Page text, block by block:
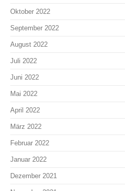
Oktober 2022
September 2022
August 2022
Juli 2022
Juni 2022
Mai 2022
April 2022
März 2022
Februar 2022
Januar 2022
Dezember 2021